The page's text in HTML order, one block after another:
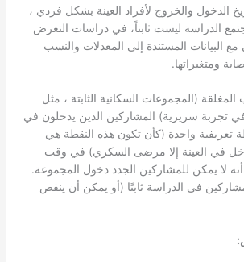
الدخول والخروج لأفراد العينة بشكل فردي ،
الدراسة ليست ثابتاً، في دراسات التعرض
مع البيانات المستندة إلى المعدلات والنسب
ومتغيراتها.
(المجموعات السكانية الثابتة ، مثل
تجربة سريرية) المشاركين الذين يدخلون في
تعريفية واحدة (كأن تكون هذه النقطة هي
في العينة إلا مرضى السكري) في وقت
لا يمكن للمشاركين الجدد دخول المجموعة.
في الدراسة ثابتًا (أو يمكن أن ينقص